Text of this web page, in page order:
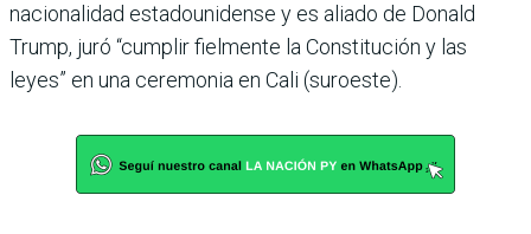
nacionalidad estadouni­dense y es aliado de Donald
Trump, juró “cumplir fiel­mente la Constitución y las
leyes” en una ceremonia en Cali (suroeste).